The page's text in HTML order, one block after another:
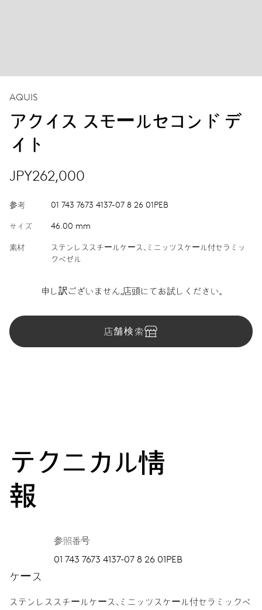
AQUIS
アクイス スモールセコンド デ
イト
JPY262,000
参考 01 743 7673 4137-07 8 26 01PEB
サイズ 46.00 mm
素材
ステンレススチールケース、ミニッツスケール付セラミッ
クベゼル
申し訳ございません。店頭にてお試しください。
店舗検索
テクニカル情
報
参照番号
01 743 7673 4137-07 8 26 01PEB
ケース
ステンレススチールケース、ミニッツスケール付セラミックベ